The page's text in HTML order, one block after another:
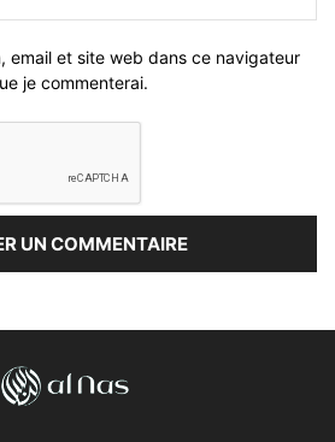
email et site web dans ce navigateur
je commenterai.